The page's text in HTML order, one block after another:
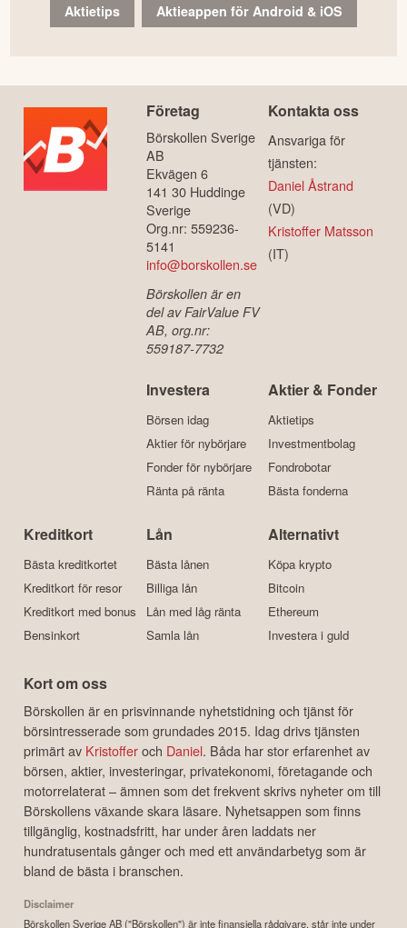
Aktietips Aktieappen för Android & iOS
Företag
Börskollen Sverige
AB
Ekvägen 6
141 30 Huddinge
Sverige
Org.nr: 559236-
5141
info@borskollen.se
Börskollen är en
del av FairValue FV
AB, org.nr:
559187-7732
Kontakta oss
Ansvariga för
tjänsten:
Daniel Åstrand
(VD)
Kristoffer Matsson
(IT)
Investera
Börsen idag
Aktier för nybörjare
Fonder för nybörjare
Ränta på ränta
Aktier & Fonder
Aktietips
Investmentbolag
Fondrobotar
Bästa fonderna
Kreditkort
Bästa kreditkortet
Kreditkort för resor
Kreditkort med bonus
Bensinkort
Lån
Bästa lånen
Billiga lån
Lån med låg ränta
Samla lån
Alternativt
Köpa krypto
Bitcoin
Ethereum
Investera i guld
Kort om oss
Börskollen är en prisvinnande nyhetstidning och tjänst för
börsintresserade som grundades 2015. Idag drivs tjänsten
primärt av Kristofferoch Daniel. Båda har stor erfarenhet av
börsen, aktier, investeringar, privatekonomi, företagande och
motorrelaterat – ämnen som det frekvent skrivs nyheter om till
Börskollens växande skara läsare. Nyhetsappen som finns
tillgänglig, kostnadsfritt, har under åren laddats ner
hundratusentals gånger och med ett användarbetyg som är
bland de bästa i branschen.
Disclaimer
Börskollen Sverige AB ("Börskollen") är inte finansiella rådgivare, står inte under